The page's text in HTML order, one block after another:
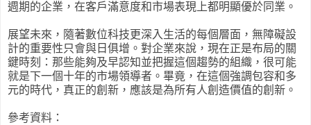
週期的企業，在客戶滿意度和市場表現上都明顯優於同業。
展望未來，隨著數位科技更深入生活的每個層面，無障礙設
計的重要性只會與日俱增。對企業來說，現在正是布局的關
鍵時刻：那些能夠及早認知並把握這個趨勢的組織，很可能
就是下一個十年的市場領導者。畢竟，在這個強調包容和多
元的時代，真正的創新，應該是為所有人創造價值的創新。
參考資料：